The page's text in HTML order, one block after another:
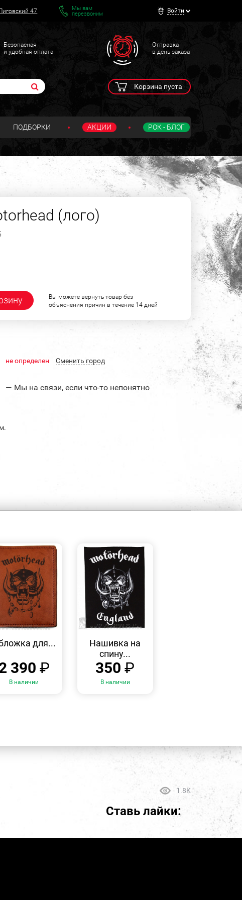
47
Мы вам
перезвоним
Войти
Безопасная
и удобная оплата
Отправка
в день заказа
Корзина пуста
ПОДБОРКИ АКЦИИ РОК - БЛОГ
(лого)
Вы можете вернуть товар без
объяснения причин в течение 14 дней
не определен Cменить город
— Мы на связи, если что-то непонятно
ПРОСМОТР
для...
390 ₽
В наличии
ПРОСМОТР
Нашивка на
спину...
350₽
В наличии
1.8K
Ставь лайки: